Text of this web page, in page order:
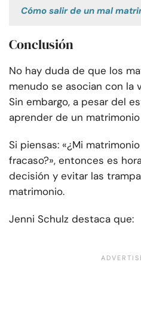
Cómo salir de un mal
Conclusión
No hay duda de que los
menudo se asocian con la
Sin embargo, a pesar del
aprender de un
Si piensas: «¿Mi
fracaso?», entonces es
decisión y evitar las
matrimonio.
Jenni Schulz destaca que: